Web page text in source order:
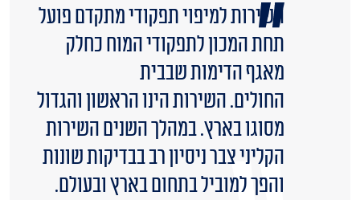
השירות למיפוי תפקודי מתקדם פועל
תחת המכון לתפקודי המוח כחלק
מאגף הדימות שבבית
החולים. השירות הינו הראשון והגדול
מסוגו בארץ. במהלך השנים השירות
הקליני צבר ניסיון רב בבדיקות שונות
והפך למוביל בתחום בארץ ובעולם.